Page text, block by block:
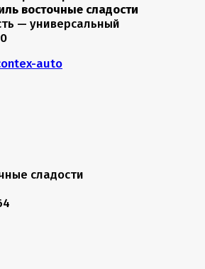
восточные сладости
— универсальный
auto
сладости